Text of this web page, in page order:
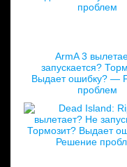
ArmA 3
запускается?
Выдает ошибку? —
проблем